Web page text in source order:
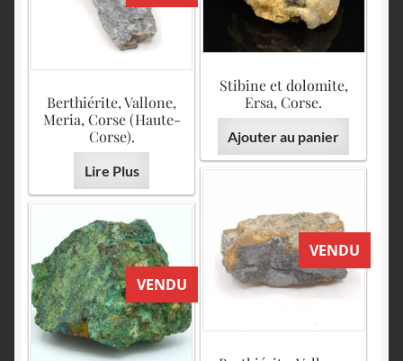
Stibine et dolomite,
Ersa, Corse.
Ajouter au panier
Berthiérite, Vallone,
Meria, Corse (Haute-
Corse).
Lire Plus
VENDU
VENDU